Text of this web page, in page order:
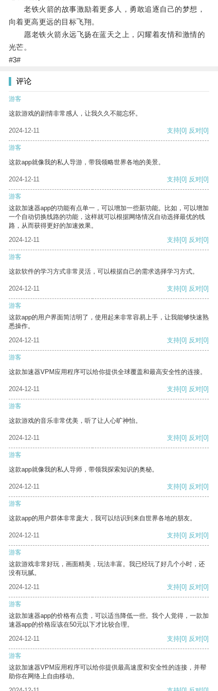
老铁火箭的故事激励着更多人，勇敢追逐自己的梦想，
向着更高更远的目标飞翔。
愿老铁火箭永远飞扬在蓝天之上，闪耀着友情和激情的
光芒。
#3#
评论
游客
这款游戏的剧情非常感人，让我久久不能忘怀。
2024-12-11 支持[0] 反对[0]
游客
这款app就像我的私人导游，带我领略世界各地的美景。
2024-12-11 支持[0] 反对[0]
游客
这款加速器app的功能有点单一，可以增加一些新功能。比如，可以增加
一个自动切换线路的功能，这样就可以根据网络情况自动选择最优的线
路，从而获得更好的加速效果。
2024-12-11
支持[0] 反对[0]
游客
这款软件的学习方式非常灵活，可以根据自己的需求选择学习方式。
2024-12-11 支持[0] 反对[0]
游客
这款app的用户界面简洁明了，使用起来非常容易上手，让我能够快速熟
悉操作。
2024-12-11
支持[0] 反对[0]
游客
这款加速器VPM应用程序可以给你提供全球覆盖和最高安全性的连接。
2024-12-11 支持[0] 反对[0]
游客
这款游戏的音乐非常优美，听了让人心旷神怡。
2024-12-11 支持[0] 反对[0]
游客
这款app就像我的私人导师，带领我探索知识的奥秘。
2024-12-11 支持[0] 反对[0]
游客
这款app的用户群体非常庞大，我可以结识到来自世界各地的朋友。
2024-12-11 支持[0] 反对[0]
游客
这款游戏非常好玩，画面精美，玩法丰富。我已经玩了好几个小时，还
没有玩腻。
2024-12-11
支持[0] 反对[0]
游客
这款加速器app的价格有点贵，可以适当降低一些。我个人觉得，一款加
速器app的价格应该在50元以下才比较合理。
2024-12-11
支持[0] 反对[0]
游客
这款加速器VPM应用程序可以给你提供最高速度和安全性的连接，并帮
助你在网络上自由移动。